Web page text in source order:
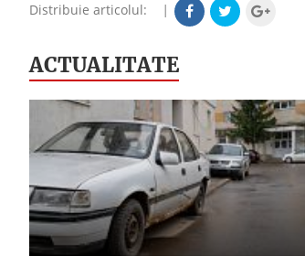
Distribuie articolul: |
ACTUALITATE